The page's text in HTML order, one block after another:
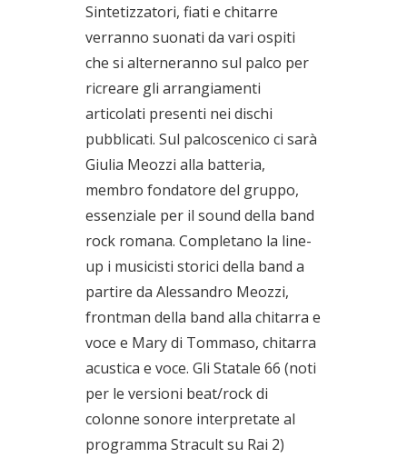
Sintetizzatori, fiati e chitarre
verranno suonati da vari ospiti
che si alterneranno sul palco per
ricreare gli arrangiamenti
articolati presenti nei dischi
pubblicati. Sul palcoscenico ci sarà
Giulia Meozzi alla batteria,
membro fondatore del gruppo,
essenziale per il sound della band
rock romana. Completano la line-
up i musicisti storici della band a
partire da Alessandro Meozzi,
frontman della band alla chitarra e
voce e Mary di Tommaso, chitarra
acustica e voce. Gli Statale 66 (noti
per le versioni beat/rock di
colonne sonore interpretate al
programma Stracult su Rai 2)